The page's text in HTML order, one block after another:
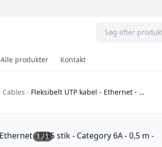
Alle produkter Kontakt
Cables Fleksibelt UTP kabel - Ethernet - …
1/1